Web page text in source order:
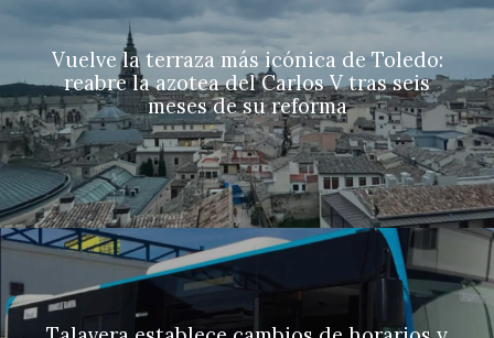
Vuelve la terraza más icónica de Toledo:
reabre la azotea del Carlos V tras seis
meses de su reforma